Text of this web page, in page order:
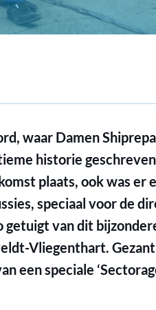
waar Damen
historie
plaats, ook was er
speciaal voor de
getuigt van dit
Vliegenthart.
een speciale